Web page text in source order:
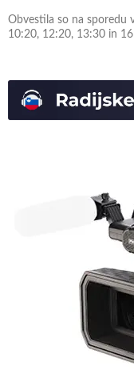
Obvestila so na sporedu
10:20, 12:20, 13:30 in